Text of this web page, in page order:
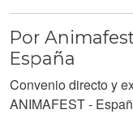
Por
España
Convenio directo y
ANIMAFEST -